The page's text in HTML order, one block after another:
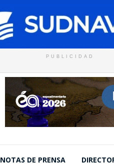
PUBLICIDAD
NOTAS DE PRENSA